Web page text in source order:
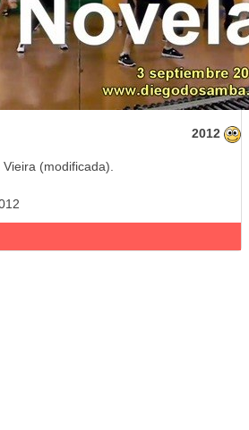
2012
(modificada).